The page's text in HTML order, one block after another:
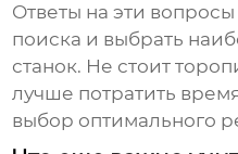
Ответы на эти вопросы
поиска и выбрать
станок. Не стоит
лучше потратить
выбор оптимального